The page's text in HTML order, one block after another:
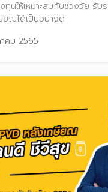
ทุนให้เหมาะสมกับช่วงวัย รับ
ยณได้เป็นอย่างดี
คม 2565